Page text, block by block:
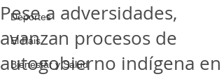
Deportes
El Pais
Bienestar y Salud
Pese a adversidades,
avanzan procesos de
autogobierno indígena en